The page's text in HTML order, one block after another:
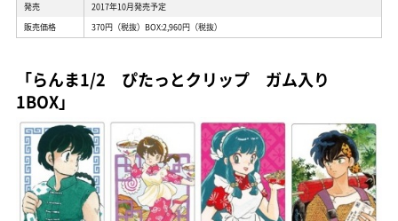
発売
2017年10月発売予定
販売価格
370円（税抜）BOX:2,960円（税抜）
「らんま1/2 ぴたっとクリップ ガム入り
1BOX」